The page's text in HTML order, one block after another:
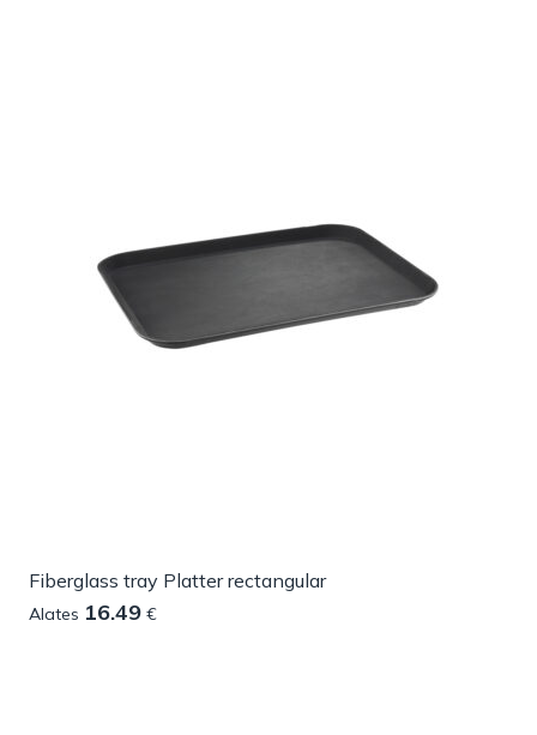
Fiberglass tray Platter rectangular
Alates 16.49 €